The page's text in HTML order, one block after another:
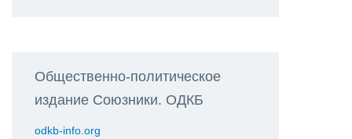
Общественно-политическое
издание Союзники. ОДКБ
odkb-info.org